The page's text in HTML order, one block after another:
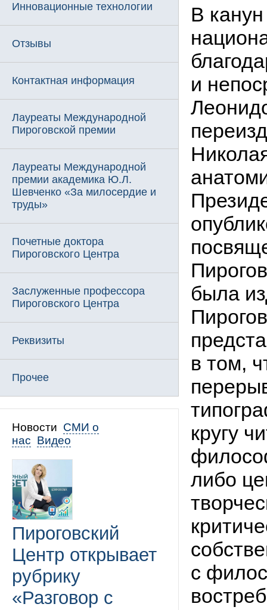
Инновационные технологии
Отзывы
Контактная информация
Лауреаты Международной
Пироговской премии
Лауреаты Международной
премии академика Ю.Л.
Шевченко «За милосердие и
труды»
Почетные доктора
Пироговского Центра
Заслуженные профессора
Пироговского Центра
Реквизиты
Прочее
Новости СМИ о
нас Видео
Пироговский
Центр открывает
рубрику
«Разговор с
В
и
была
в том,
кругу
либо
с